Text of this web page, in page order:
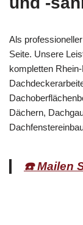
Als
Seite. Unsere
kompletten
Dächern,
☎️ Mailen